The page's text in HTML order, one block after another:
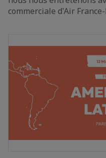
commerciale d'Air